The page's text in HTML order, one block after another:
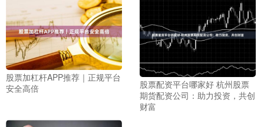
股票加杠杆APP推荐｜正规平台
安全高倍
股票配资平台哪家好 杭州股票
期货配资公司：助力投资，共创
财富